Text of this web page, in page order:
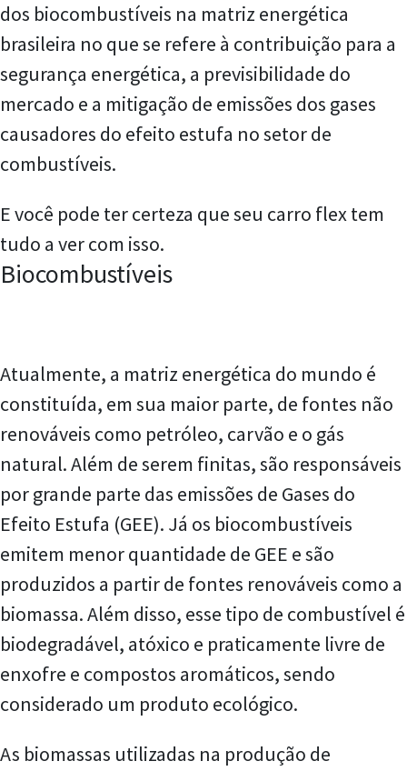
dos biocombustíveis na matriz energética
brasileira no que se refere à contribuição para a
segurança energética, a previsibilidade do
mercado e a mitigação de emissões dos gases
causadores do efeito estufa no setor de
combustíveis.
E você pode ter certeza que seu carro flex tem
tudo a ver com isso.
Biocombustíveis
Atualmente, a matriz energética do mundo é
constituída, em sua maior parte, de fontes não
renováveis como petróleo, carvão e o gás
natural. Além de serem finitas, são responsáveis
por grande parte das emissões de Gases do
Efeito Estufa (GEE). Já os biocombustíveis
emitem menor quantidade de GEE e são
produzidos a partir de fontes renováveis como a
biomassa. Além disso, esse tipo de combustível é
biodegradável, atóxico e praticamente livre de
enxofre e compostos aromáticos, sendo
considerado um produto ecológico.
As biomassas utilizadas na produção de